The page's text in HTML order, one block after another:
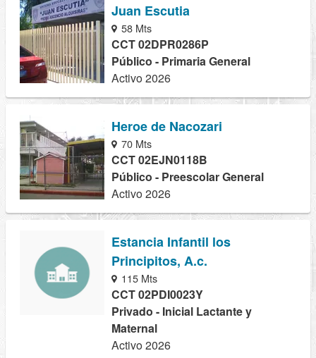
Juan Escutia
58 Mts
CCT 02DPR0286P
Público - Primaria General
Activo 2026
Heroe de Nacozari
70 Mts
CCT 02EJN0118B
Público - Preescolar General
Activo 2026
Estancia Infantil los
Principitos, A.c.
115 Mts
CCT 02PDI0023Y
Privado - Inicial Lactante y
Maternal
Activo 2026